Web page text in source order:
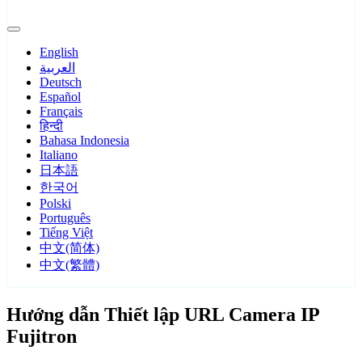
English
العربية
Deutsch
Español
Français
हिन्दी
Bahasa Indonesia
Italiano
日本語
한국어
Polski
Português
Tiếng Việt
中文(简体)
中文(繁體)
Hướng dẫn Thiết lập URL Camera IP
Fujitron